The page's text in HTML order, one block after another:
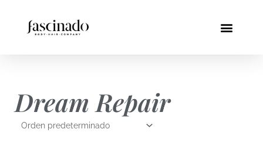
contenido
Menú
Dream Repair